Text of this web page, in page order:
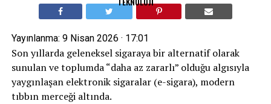
Yayınlanma: 9 Nisan 2026 · 17:01
Son yıllarda geleneksel sigaraya bir alternatif olarak
sunulan ve toplumda “daha az zararlı” olduğu algısıyla
yaygınlaşan elektronik sigaralar (e-sigara), modern
tıbbın merceği altında.